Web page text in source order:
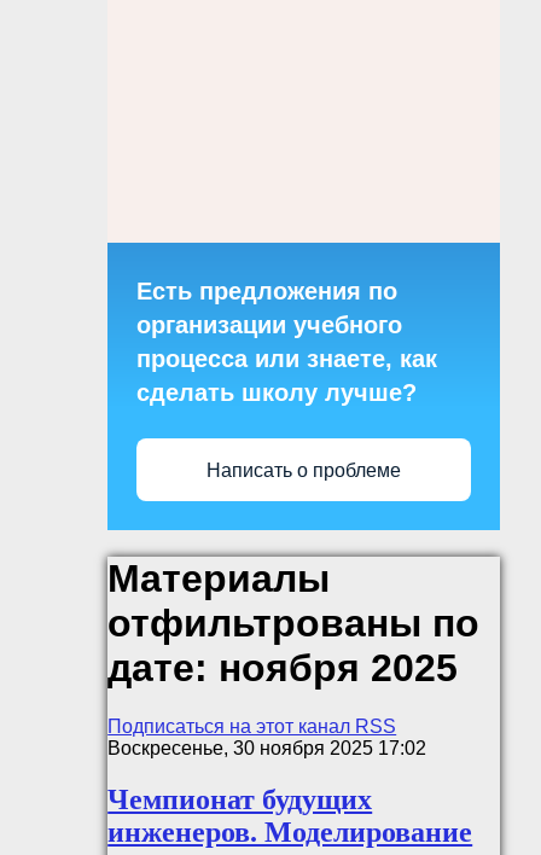
Есть предложения по
организации учебного
процесса или знаете, как
сделать школу лучше?
Написать о проблеме
Материалы
отфильтрованы по
дате: ноября 2025
Подписаться на этот канал RSS
Воскресенье, 30 ноября 2025 17:02
Чемпионат будущих
инженеров. Моделирование